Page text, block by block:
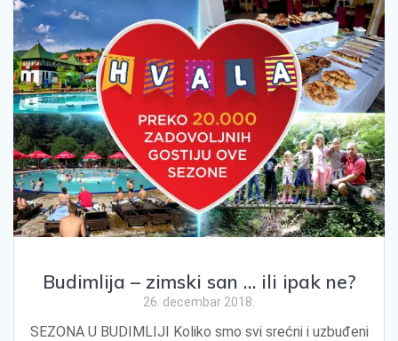
Budimlija – zimski san … ili ipak ne?
26. decembar 2018.
SEZONA U BUDIMLIJI Koliko smo svi srećni i uzbuđeni